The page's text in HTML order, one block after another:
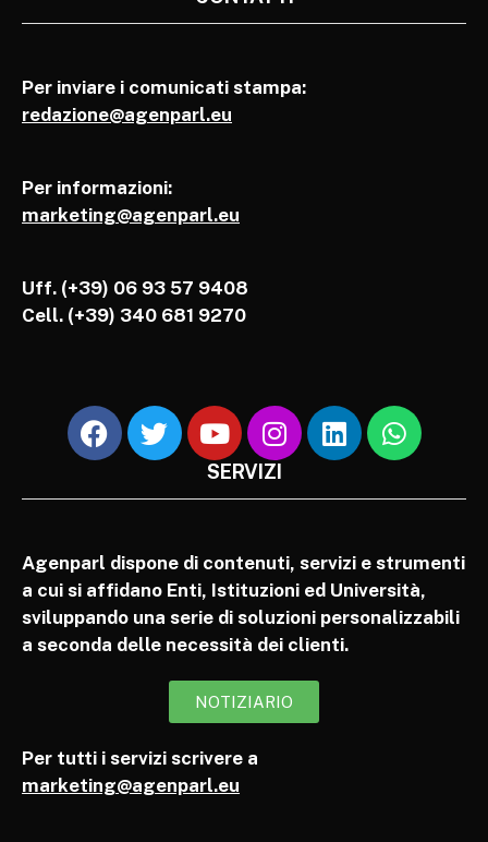
Per inviare i comunicati stampa:
redazione@agenparl.eu
Per informazioni:
marketing@agenparl.eu
Uff. (+39) 06 93 57 9408
Cell. (+39) 340 681 9270
SERVIZI
Agenparl dispone di contenuti, servizi e strumenti
a cui si affidano Enti, Istituzioni ed Università,
sviluppando una serie di soluzioni personalizzabili
a seconda delle necessità dei clienti.
NOTIZIARIO
Per tutti i servizi scrivere a
marketing@agenparl.eu